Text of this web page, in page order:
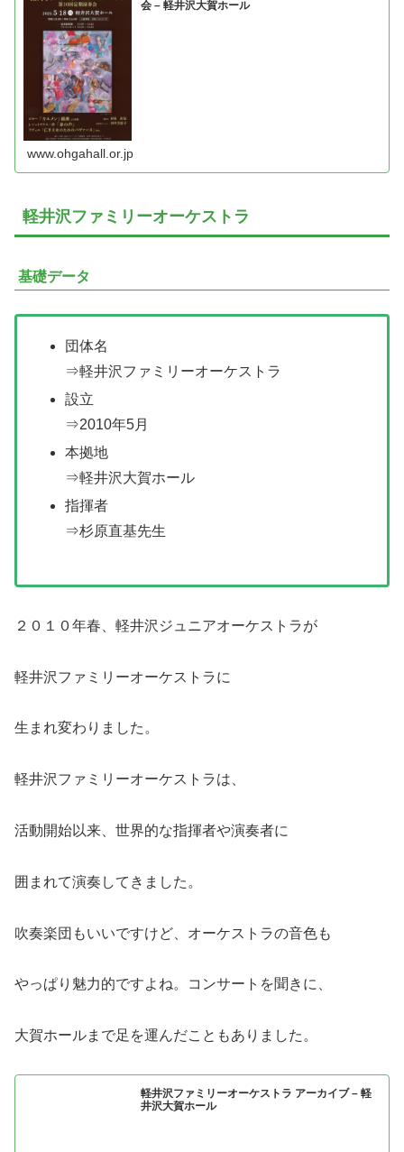
会 – 軽井沢大賀ホール
www.ohgahall.or.jp
軽井沢ファミリーオーケストラ
基礎データ
団体名
⇒軽井沢ファミリーオーケストラ
設立
⇒2010年5月
本拠地
⇒軽井沢大賀ホール
指揮者
⇒杉原直基先生
２０１０年春、軽井沢ジュニアオーケストラが
軽井沢ファミリーオーケストラに
生まれ変わりました。
軽井沢ファミリーオーケストラは、
活動開始以来、世界的な指揮者や演奏者に
囲まれて演奏してきました。
吹奏楽団もいいですけど、オーケストラの音色も
やっぱり魅力的ですよね。コンサートを聞きに、
大賀ホールまで足を運んだこともありました。
軽井沢ファミリーオーケストラ アーカイブ – 軽
井沢大賀ホール